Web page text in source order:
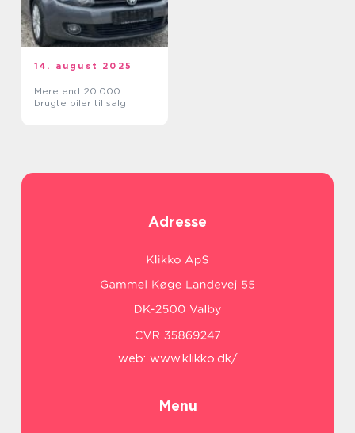
14. august 2025
Mere end 20.000
brugte biler til salg
Adresse
web: www.klikko.dk/
Menu